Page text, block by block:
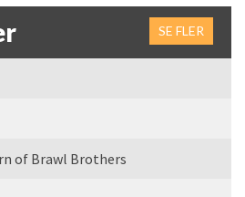
SE FLER
of Brawl Brothers